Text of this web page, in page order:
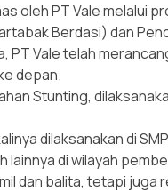
oleh PT Vale melalui
Berdasi) dan
PT Vale telah
depan.
Stunting,
dilaksanakan di
lainnya di wilayah
dan balita, tetapi juga